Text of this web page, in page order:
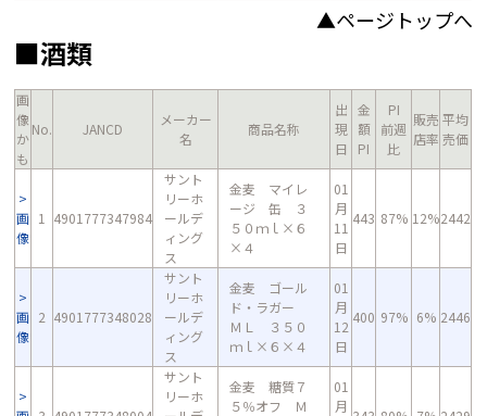
▲ページトップへ
■酒類
画
像
か
も
No. JANCD
メーカー
名
商品名称
出
現
日
金
額
PI
PI
前週
比
販売
店率
平均
売価
画
像
1 4901777347984
サント
リーホ
ールデ
ィング
ス
金麦 マイレ
ージ 缶 ３
５０ｍｌ×６
×４
01
月
11
日
443 87% 12%2442
画
像
2 4901777348028
サント
リーホ
ールデ
ィング
ス
金麦 ゴール
ド・ラガー
ＭＬ ３５０
ｍｌ×６×４
01
月
12
日
400 97% 6% 2446
サント
リーホ
金麦 糖質７
５％オフ Ｍ
01
月